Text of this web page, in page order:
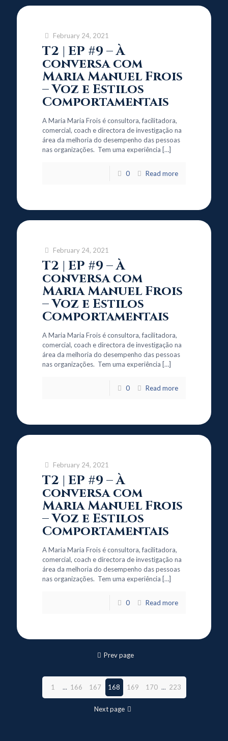
February 24, 2021
T2 | EP #9 – À
conversa com
Maria Manuel Frois
– Voz e Estilos
Comportamentais
A Maria Maria Frois é consultora, facilitadora,
comercial, coach e directora de investigação na
área da melhoria do desempenho das pessoas
nas organizações. Tem uma experiência […]
0 Read more
February 24, 2021
T2 | EP #9 – À
conversa com
Maria Manuel Frois
– Voz e Estilos
Comportamentais
A Maria Maria Frois é consultora, facilitadora,
comercial, coach e directora de investigação na
área da melhoria do desempenho das pessoas
nas organizações. Tem uma experiência […]
0 Read more
February 24, 2021
T2 | EP #9 – À
conversa com
Maria Manuel Frois
– Voz e Estilos
Comportamentais
A Maria Maria Frois é consultora, facilitadora,
comercial, coach e directora de investigação na
área da melhoria do desempenho das pessoas
nas organizações. Tem uma experiência […]
0 Read more
Prev page
1 ... 166 167 168 169 170 ... 223
Next page